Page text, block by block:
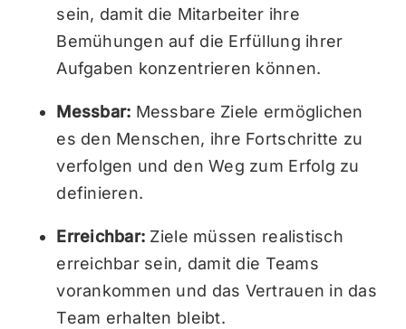
sein, damit die Mitarbeiter ihre
Bemühungen auf die Erfüllung ihrer
Aufgaben konzentrieren können.
Messbar: Messbare Ziele ermöglichen
es den Menschen, ihre Fortschritte zu
verfolgen und den Weg zum Erfolg zu
definieren.
Erreichbar: Ziele müssen realistisch
erreichbar sein, damit die Teams
vorankommen und das Vertrauen in das
Team erhalten bleibt.